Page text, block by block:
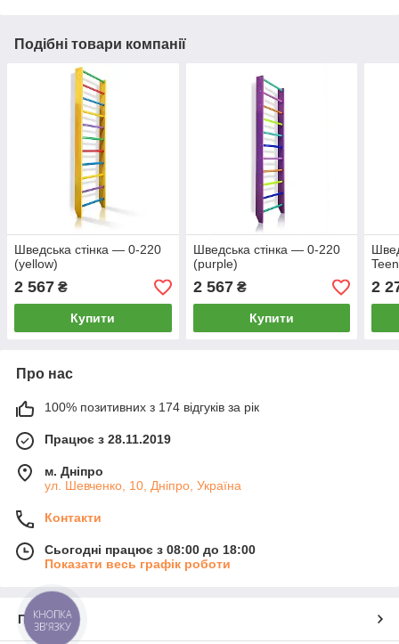
Подібні товари компанії
Шведська стінка — 0-220
(yellow)
2 567 ₴
Купити
Шведська стінка — 0-220
(purple)
2 567₴
Купити
2
Про нас
100% позитивних з 174 відгуків за рік
Працює з 28.11.2019
м. Дніпро
ул. Шевченко, 10, Дніпро, Україна
Контакти
Сьогодні працює з 08:00 до 18:00
Показати весь графік роботи
Про нас
КНОПКА
ЗВ'ЯЗКУ